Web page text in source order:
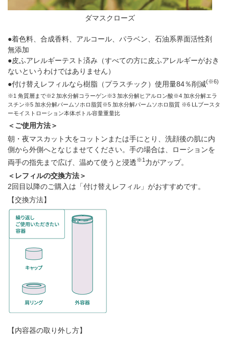
ダマスクローズ
●着色料、合成香料、アルコール、パラベン、石油系界面活性剤
無添加
●皮ふアレルギーテスト済み（すべての方に皮ふアレルギーがおき
ないというわけではありません）
●付け替えレフィルなら樹脂（プラスチック）使用量84％削減(※6)
※1 角質層まで※2 加水分解コラーゲン※3 加水分解ヒアルロン酸※4 加水分解エラ
スチン※5 加水分解パームソホロ脂質※5 加水分解パームソホロ脂質 ※6 LLブースタ
ーモイストローション本体ボトル容量重量比
＜ご使用方法＞
朝・夜マスカット大をコットンまたは手にとり、洗顔後の肌に内
側から外側へとなじませてください。手の場合は、ローションを
両手の指先まで広げ、温めて使うと浸透※1 力がアップ。
＜レフィルの交換方法＞
2回目以降のご購入は「付け替えレフィル」がおすすめです。
【交換方法】
【内容器の取り外し方】